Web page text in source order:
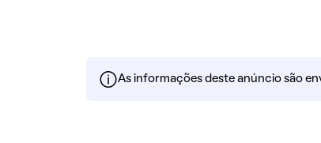
As informações deste anúncio são